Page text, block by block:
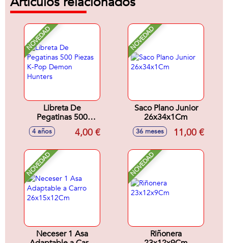
NOVEDAD
Libreta De
Pegatinas 500
Piezas K-Pop
Demon Hunters
4 años 4,00 €
NOVEDAD
Saco Plano Junior
26x34x1Cm
36 meses 11,00 €
NOVEDAD
Neceser 1 Asa
NOVEDAD
Riñonera